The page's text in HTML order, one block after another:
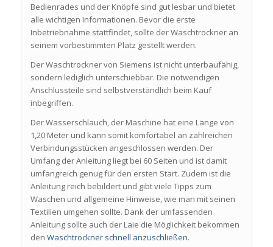
Bedienrades und der Knöpfe sind gut lesbar und bietet
alle wichtigen Informationen. Bevor die erste
Inbetriebnahme stattfindet, sollte der Waschtrockner an
seinem vorbestimmten Platz gestellt werden.
Der Waschtrockner von Siemens ist nicht unterbaufähig,
sondern lediglich unterschiebbar. Die notwendigen
Anschlussteile sind selbstverständlich beim Kauf
inbegriffen.
Der Wasserschlauch, der Maschine hat eine Länge von
1,20 Meter und kann somit komfortabel an zahlreichen
Verbindungsstücken angeschlossen werden. Der
Umfang der Anleitung liegt bei 60 Seiten und ist damit
umfangreich genug für den ersten Start. Zudem ist die
Anleitung reich bebildert und gibt viele Tipps zum
Waschen und allgemeine Hinweise, wie man mit seinen
Textilien umgehen sollte. Dank der umfassenden
Anleitung sollte auch der Laie die Möglichkeit bekommen
den Waschtrockner schnell anzuschließen.